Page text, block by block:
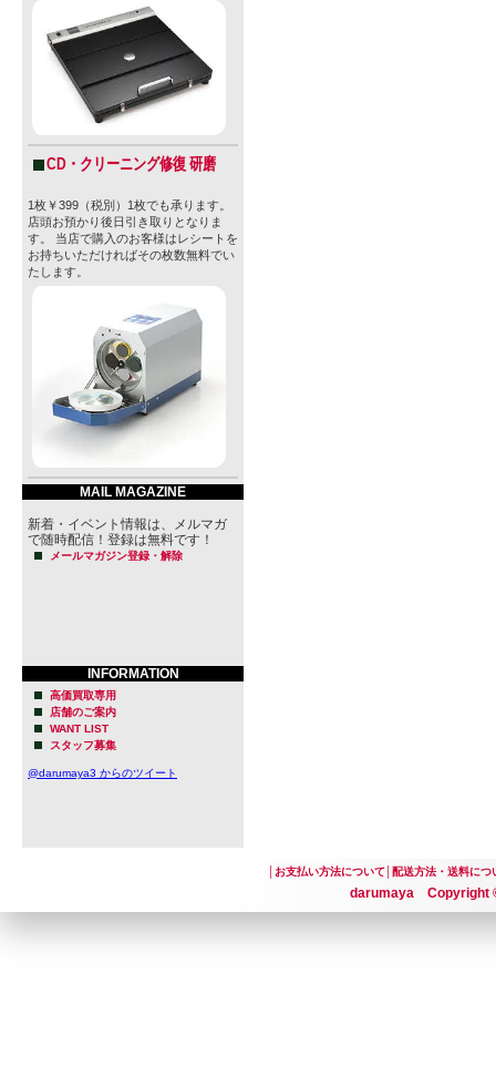
CD・クリーニング修復 研磨
1枚￥399（税別）1枚でも承ります。
店頭お預かり後日引き取りとなりま
す。 当店で購入のお客様はレシートを
お持ちいただければその枚数無料でい
たします。
MAIL MAGAZINE
新着・イベント情報は、メルマガ
で随時配信！登録は無料です！
メールマガジン登録・解除
INFORMATION
高価買取専用
店舗のご案内
WANT LIST
スタッフ募集
@darumaya3 からのツイート
お支払い方法について│ 配送方法・送料につ
darumaya Copyright